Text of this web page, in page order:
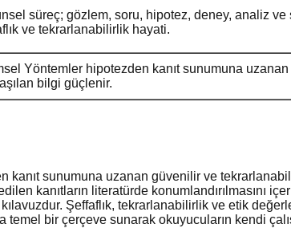
süreç; gözlem, soru, hipotez, deney, analiz ve
ve tekrarlanabilirlik hayati.
Yöntemler hipotezden kanıt sunumuna
bilgi güçlenir.
kanıt sunumuna uzanan güvenilir ve
kanıtların literatürde konumlandırılmasını
Şeffaflık, tekrarlanabilirlik ve etik
bir çerçeve sunarak okuyucuların kendi